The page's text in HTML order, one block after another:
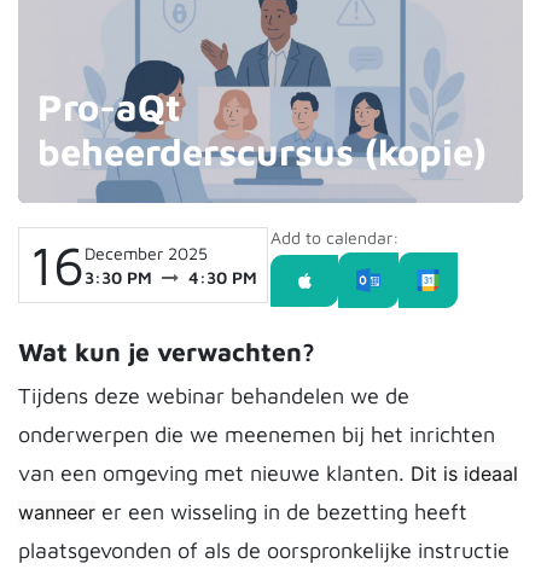
Pro-aQt
beheerderscursus (kopie)
16December 2025
3:30 PM
4:30 PM
Add to calendar:
Wat kun je verwachten?
Tijdens deze webinar behandelen we de
onderwerpen die we meenemen bij het inrichten
van een omgeving met nieuwe klanten. Dit is ideaal
wanneer er een wisseling in de bezetting heeft
plaatsgevonden of als de oorspronkelijke instructie